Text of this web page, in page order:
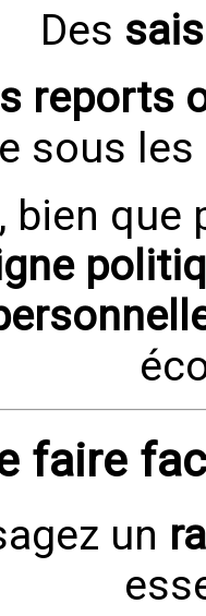
Des
reports
sous
bien
faire
un